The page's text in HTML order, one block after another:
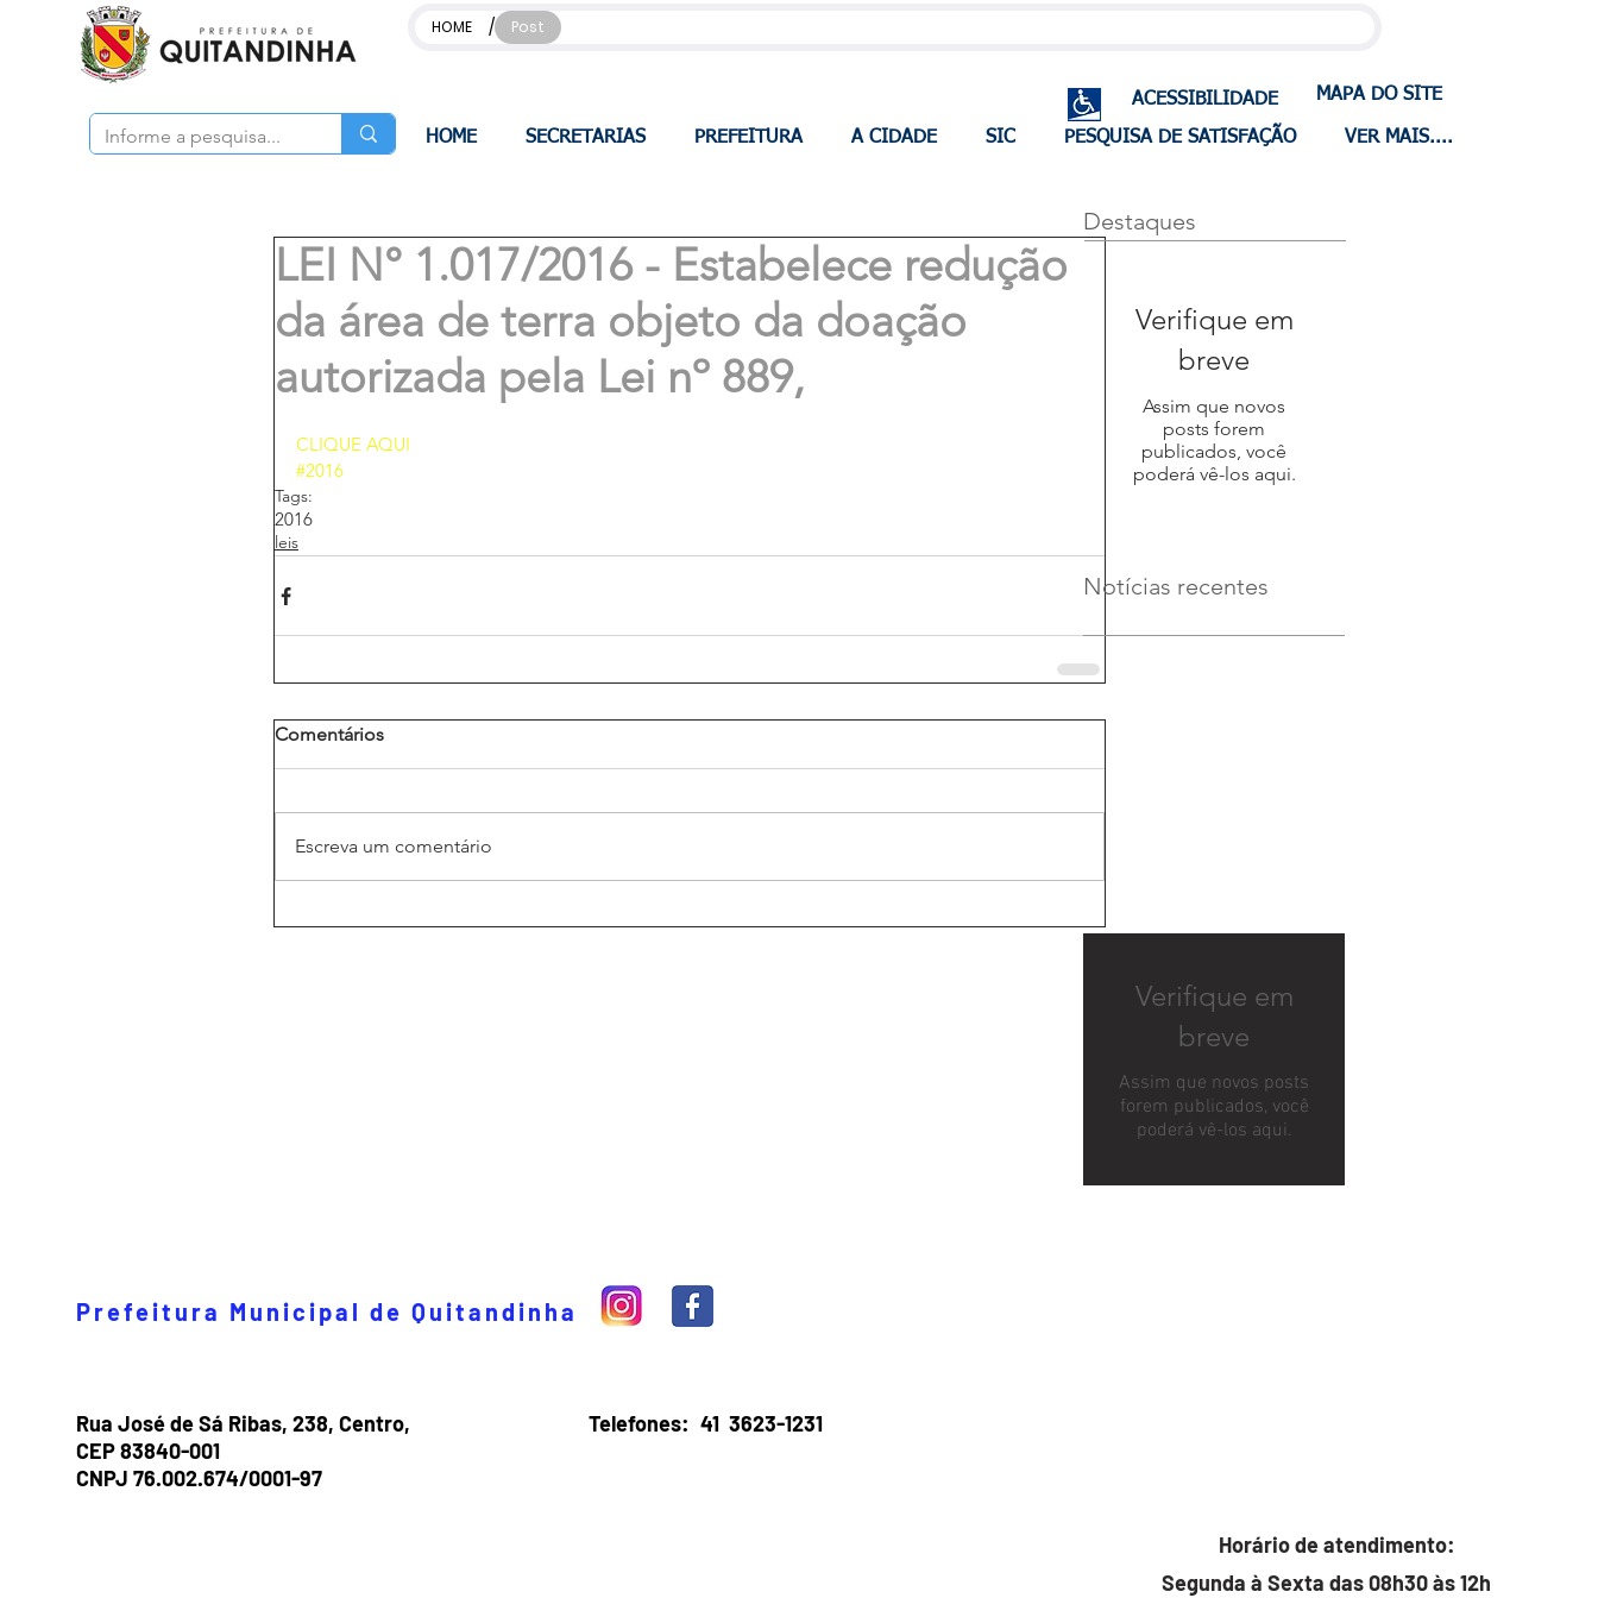
HOME / Post
ACESSIBILIDADE MAPA DO SITE
HOME SECRETARIAS PREFEITURA A CIDADE SIC PESQUISA DE SATISFAÇÃO VER MAIS....
LEI N° 1.017/2016 - Estabelece redução
da área de terra objeto da doação
autorizada pela Lei nº 889,
CLIQUE AQUI
#2016
Tags:
2016
leis
Comentários
Escreva um comentário
Destaques
Verifique em
breve
Assim que novos
posts forem
publicados, você
poderá vê-los aqui.
Notícias recentes
Verifique em
breve
Assim que novos posts
forem publicados, você
poderá vê-los aqui.
Prefeitura Municipal de Quitandinha
Rua José de Sá Ribas, 238, Centro,
CEP 83840-001
CNPJ 76.002.674/0001-97
Telefones: 41 3623-1231
Horário de atendimento:
Segunda à Sexta das 08h30 às 12h